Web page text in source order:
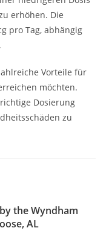
erhöhen. Die
pro Tag, abhängig
Vorteile für
möchten.
Dosierung
zu
the Wyndham
AL